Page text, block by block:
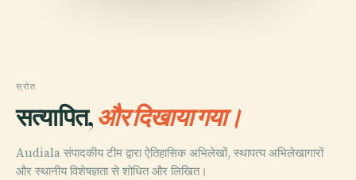
स्रोत
सत्यापित,और दिखाया गया।
Audiala संपादकीय टीम द्वारा ऐतिहासिक अभिलेखों, स्थापत्य अभिलेखागारों
और स्थानीय विशेषज्ञता से शोधित और लिखित।